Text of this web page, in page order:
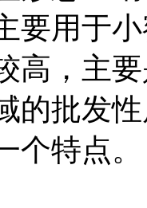
要用于
高，主
的批发
个特点。